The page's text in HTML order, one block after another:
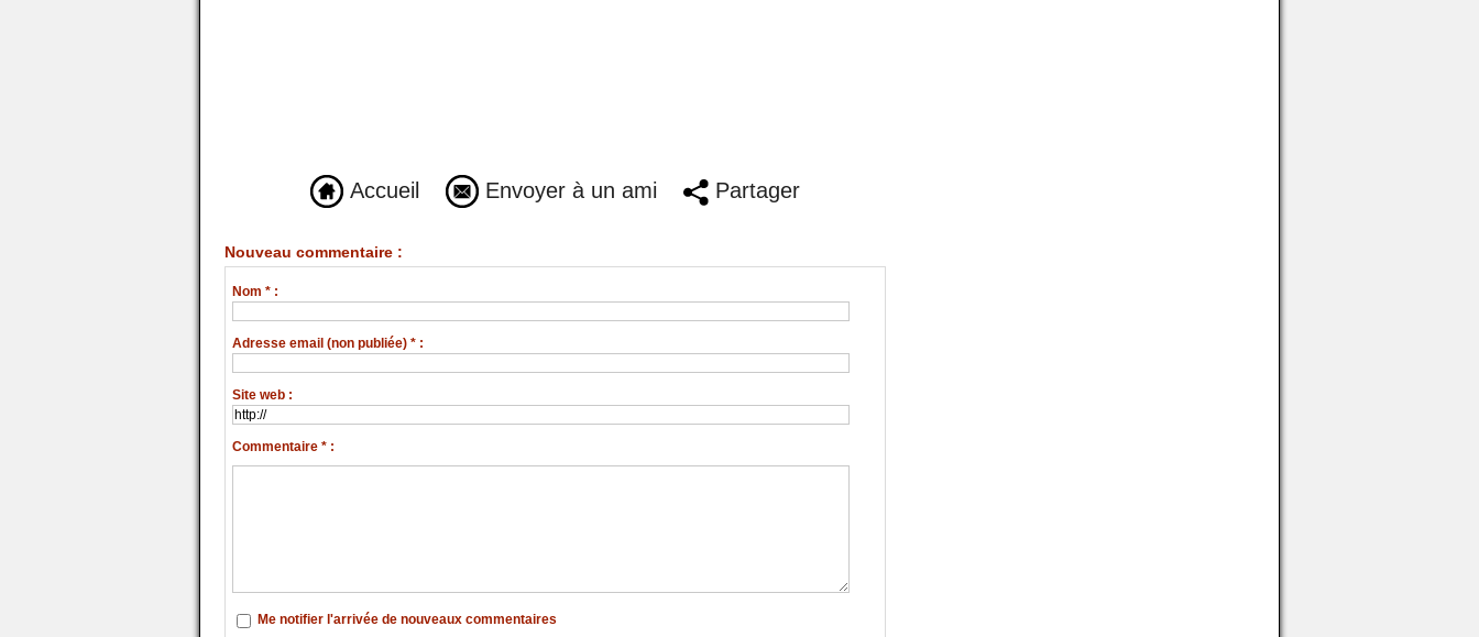
Accueil Envoyer à un ami Partager
Nouveau commentaire :
Nom * :
Adresse email (non publiée) * :
Site web :
Commentaire * :
Me notifier l'arrivée de nouveaux commentaires